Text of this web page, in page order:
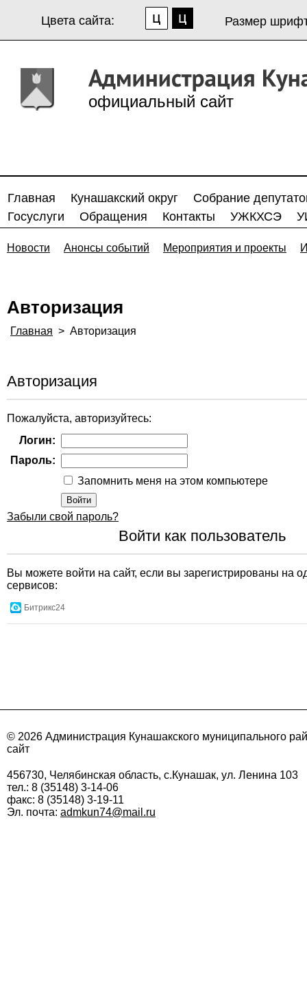
Цвета сайта: Размер
официальный сайт
Главная Кунашакский округ
Собрание
Госуслуги
Обращения Контакты УЖКХСЭ
Новости Анонсы событий Мероприятия и проекты
Авторизация
Главная > Авторизация
Авторизация
Пожалуйста, авторизуйтесь:
Логин:
Пароль:
Запомнить меня на этом компьютере
Забыли свой пароль?
Войти как пользователь
Вы можете войти на сайт, если вы зарегистрированы на
сервисов:
Битрикс24
© 2026 Администрация Кунашакского муниципального
сайт
456730, Челябинская область, с.Кунашак, ул. Ленина 103
тел.: 8 (35148) 3-14-06
факс: 8 (35148) 3-19-11
Эл. почта: admkun74@mail.ru